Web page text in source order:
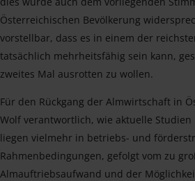
Österreichischen Bevölkerung
vorstellbar, dass es in einem der
tatsächlich mehrheitsfähig sein kann,
zweites Mal ausrotten zu wollen.
Für den Rückgang der Almwirtschaft in
Wolf verantwortlich, wie aktuelle Studien
liegen vielmehr in betriebs- und
Rahmenbedingungen, gefolgt vom zu
Almauftriebsaufwand und der